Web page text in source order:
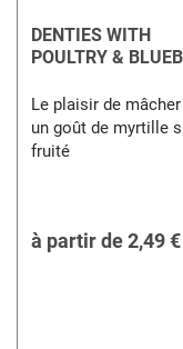
DENTIES WITH
POULTRY &
Le plaisir de
un goût de myrtille
fruité
à partir de2,49 €